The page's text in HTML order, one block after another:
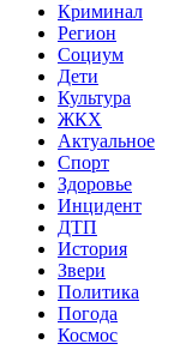
Криминал
Регион
Социум
Дети
Культура
ЖКХ
Актуальное
Спорт
Здоровье
Инцидент
ДТП
История
Звери
Политика
Погода
Космос